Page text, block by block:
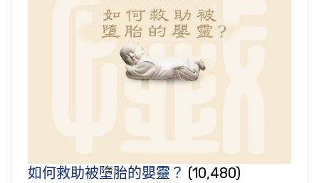
如何救助被墮胎的嬰靈？ (10,480)